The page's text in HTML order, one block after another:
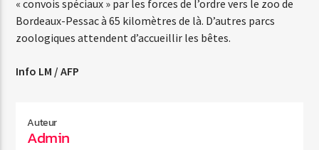
Web-Radio-Années 70
« convois spéciaux » par les forces de l’ordre vers le zoo de
Bordeaux-Pessac à 65 kilomètres de là. D’autres parcs
zoologiques attendent d’accueillir les bêtes.
Info LM / AFP
Auteur
Admin